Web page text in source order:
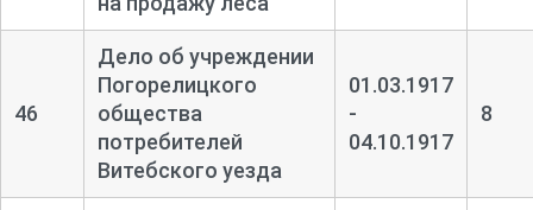
46
Дело об учреждении
Погорелицкого
общества
потребителей
Витебского уезда
01.03.1917
-
04.10.1917
8